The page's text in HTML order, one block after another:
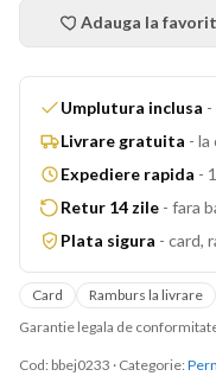
Adauga la
Umplutura inclusa -
Livrare gratuita - la
Expediere rapida -
Retur 14 zile - fara
Plata sigura - card,
Card Ramburs la livrare
Garantie legala de
Cod: bbej0233 · Categorie: